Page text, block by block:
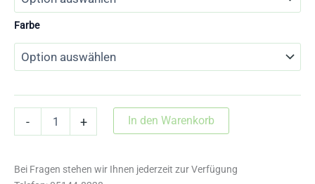
Farbe
-
Ausbinder
mit
+ In den Warenkorb
Bei Fragen stehen wir Ihnen jederzeit zur Verfügung